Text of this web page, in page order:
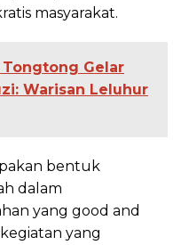
masyarakat.
Gelar
Warisan Leluhur
bentuk
dalam
yang good and
yang